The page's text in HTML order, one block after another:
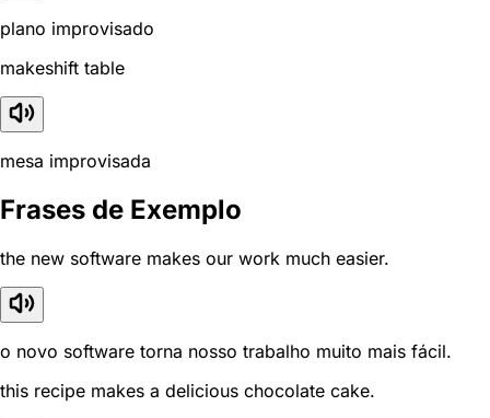
plano improvisado
makeshift table
mesa improvisada
Frases de Exemplo
the new software makes our work much easier.
o novo software torna nosso trabalho muito mais fácil.
this recipe makes a delicious chocolate cake.